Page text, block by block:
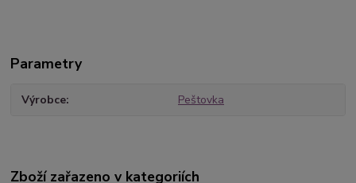
Parametry
Výrobce Peštovka
Zboží zařazeno v kategoriích